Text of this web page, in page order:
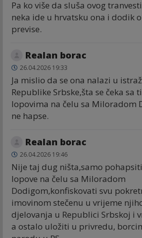
Pa ko više da sluša ovog
neka ide u hrvatsku ona i dodik
previse.
Realan borac
26.04.2026 19:33
Ja mislio da se ona nalazi u
Republike Srbske,šta se čeka sa
lopovima na čelu sa Miloradom
ne hapse.
Realan borac
26.04.2026 19:46
Nije taj dug ništa,samo
lopove na čelu sa Miloradom
Dodigom,konfiskovati svu
imovinom stečenu u vrijeme
djelovanja u Republici Srbskoj i
a ostalo uložiti u privredu,